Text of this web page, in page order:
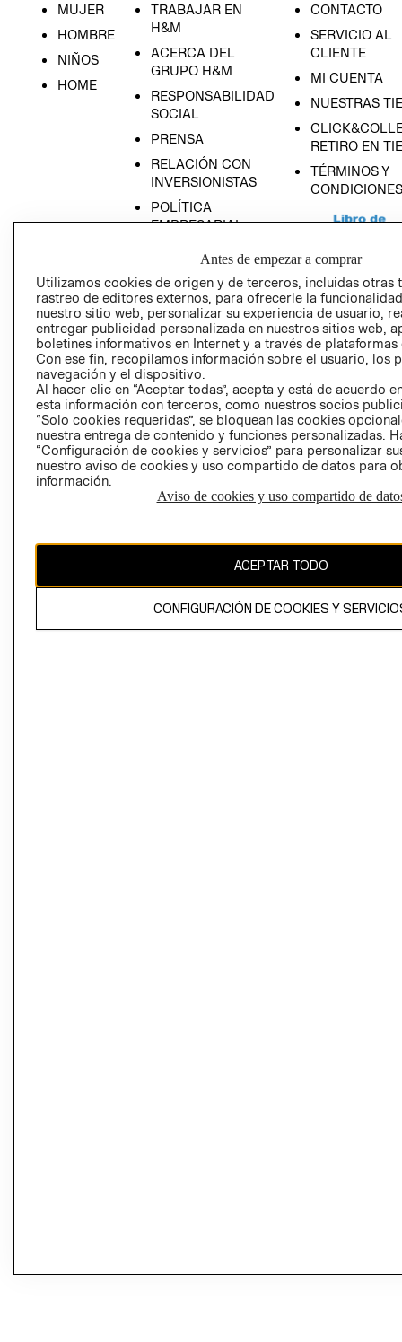
MUJER
HOMBRE
NIÑOS
HOME
TRABAJAR EN
H&M
ACERCA DEL
GRUPO H&M
RESPONSABILIDAD
SOCIAL
PRENSA
RELACIÓN CON
INVERSIONISTAS
POLÍTICA
EMPRESARIAL
CONTACTO
SERVICIO AL
CLIENTE
MI CUENTA
NUESTRAS
RETIRO EN
TÉRMINOS Y
CONDICIONES
AVISO DE
PRIVACIDAD
GIFT CARD
El contenido de esta página web está protegido por copyright y es
propiedad de H&M Hennes & Mauritz AB
Antes de empezar a comprar
Utilizamos cookies de origen y de terceros, incluidas otras
rastreo de editores externos, para ofrecerle la
nuestro sitio web, personalizar su experiencia de usuario,
entregar publicidad personalizada en nuestros sitios web,
boletines informativos en Internet y a través de plataformas
Con ese fin, recopilamos información sobre el usuario, los
navegación y el dispositivo.
Al hacer clic en “Aceptar todas”, acepta y está de acuerdo
esta información con terceros, como nuestros socios
“Solo cookies requeridas”, se bloquean las cookies
nuestra entrega de contenido y funciones personalizadas.
“Configuración de cookies y servicios” para personalizar
nuestro aviso de cookies y uso compartido de datos para
información.
Aviso de cookies y uso compartido de
ACEPTAR TODO
CONFIGURACIÓN DE COOKIES Y